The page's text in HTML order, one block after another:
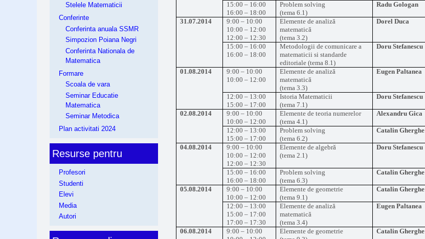
15:00 – 16:00
16:00 – 18:00
Problem solving
(tema 6.1)
Radu Gologan
31.07.2014
9:00 – 10:00
10:00 – 12:00
12:00 – 12:30
Elemente de analiză
matematică
(tema 3.2)
Dorel Duca
15:00 – 16:00
16:00 – 18:00
Metodologii de comunicare a
matematicii si standarde
editoriale (tema 8.1)
Doru Stefanescu
01.08.2014
9:00 – 10:00
10:00 – 12:00
Elemente de analiză
matematică
(tema 3.3)
Eugen Paltanea
12:00 – 13:00
15:00 – 17:00
Istoria Matematicii
(tema 7.1)
Doru Stefanescu
02.08.2014
9:00 – 10:00
10:00 – 12:00
Elemente de teoria numerelor
(tema 4.1)
Alexandru Gica
12:00 – 13:00
15:00 – 17:00
Problem solving
(tema 6.2)
Catalin Gherghe
04.08.2014
9:00 – 10:00
10:00 – 12:00
12:00 – 12:30
Elemente de algebră
(tema 2.1)
Doru Stefanescu
15:00 – 16:00
16:00 – 18:00
Problem solving
(tema 6.3)
Catalin Gherghe
05.08.2014
9:00 – 10:00
10:00 – 12:00
Elemente de geometrie
(tema 9.1)
Catalin Gherghe
12:00 – 13:00
15:00 – 17:00
17:00 – 17:30
Elemente de analiză
matematică
(tema 3.4)
Eugen Paltanea
06.08.2014
9:00 – 10:00
Elemente de geometrie
Catalin Gherghe
Stelele Matematicii
Conferinte
Conferinta anuala SSMR
Simpozion Poiana Negri
Conferinta Nationala de
Matematica
Formare
Scoala de vara
Seminar Educatie
Matematica
Seminar Metodica
Plan activitati 2024
Resurse pentru
Profesori
Studenti
Elevi
Media
Autori